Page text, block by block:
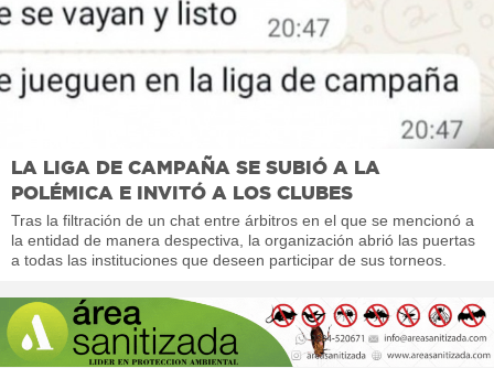
LA LIGA DE CAMPAÑA SE SUBIÓ A LA
POLÉMICA E INVITÓ A LOS CLUBES
Tras la filtración de un chat entre árbitros en el que se mencionó a
la entidad de manera despectiva, la organización abrió las puertas
a todas las instituciones que deseen participar de sus torneos.